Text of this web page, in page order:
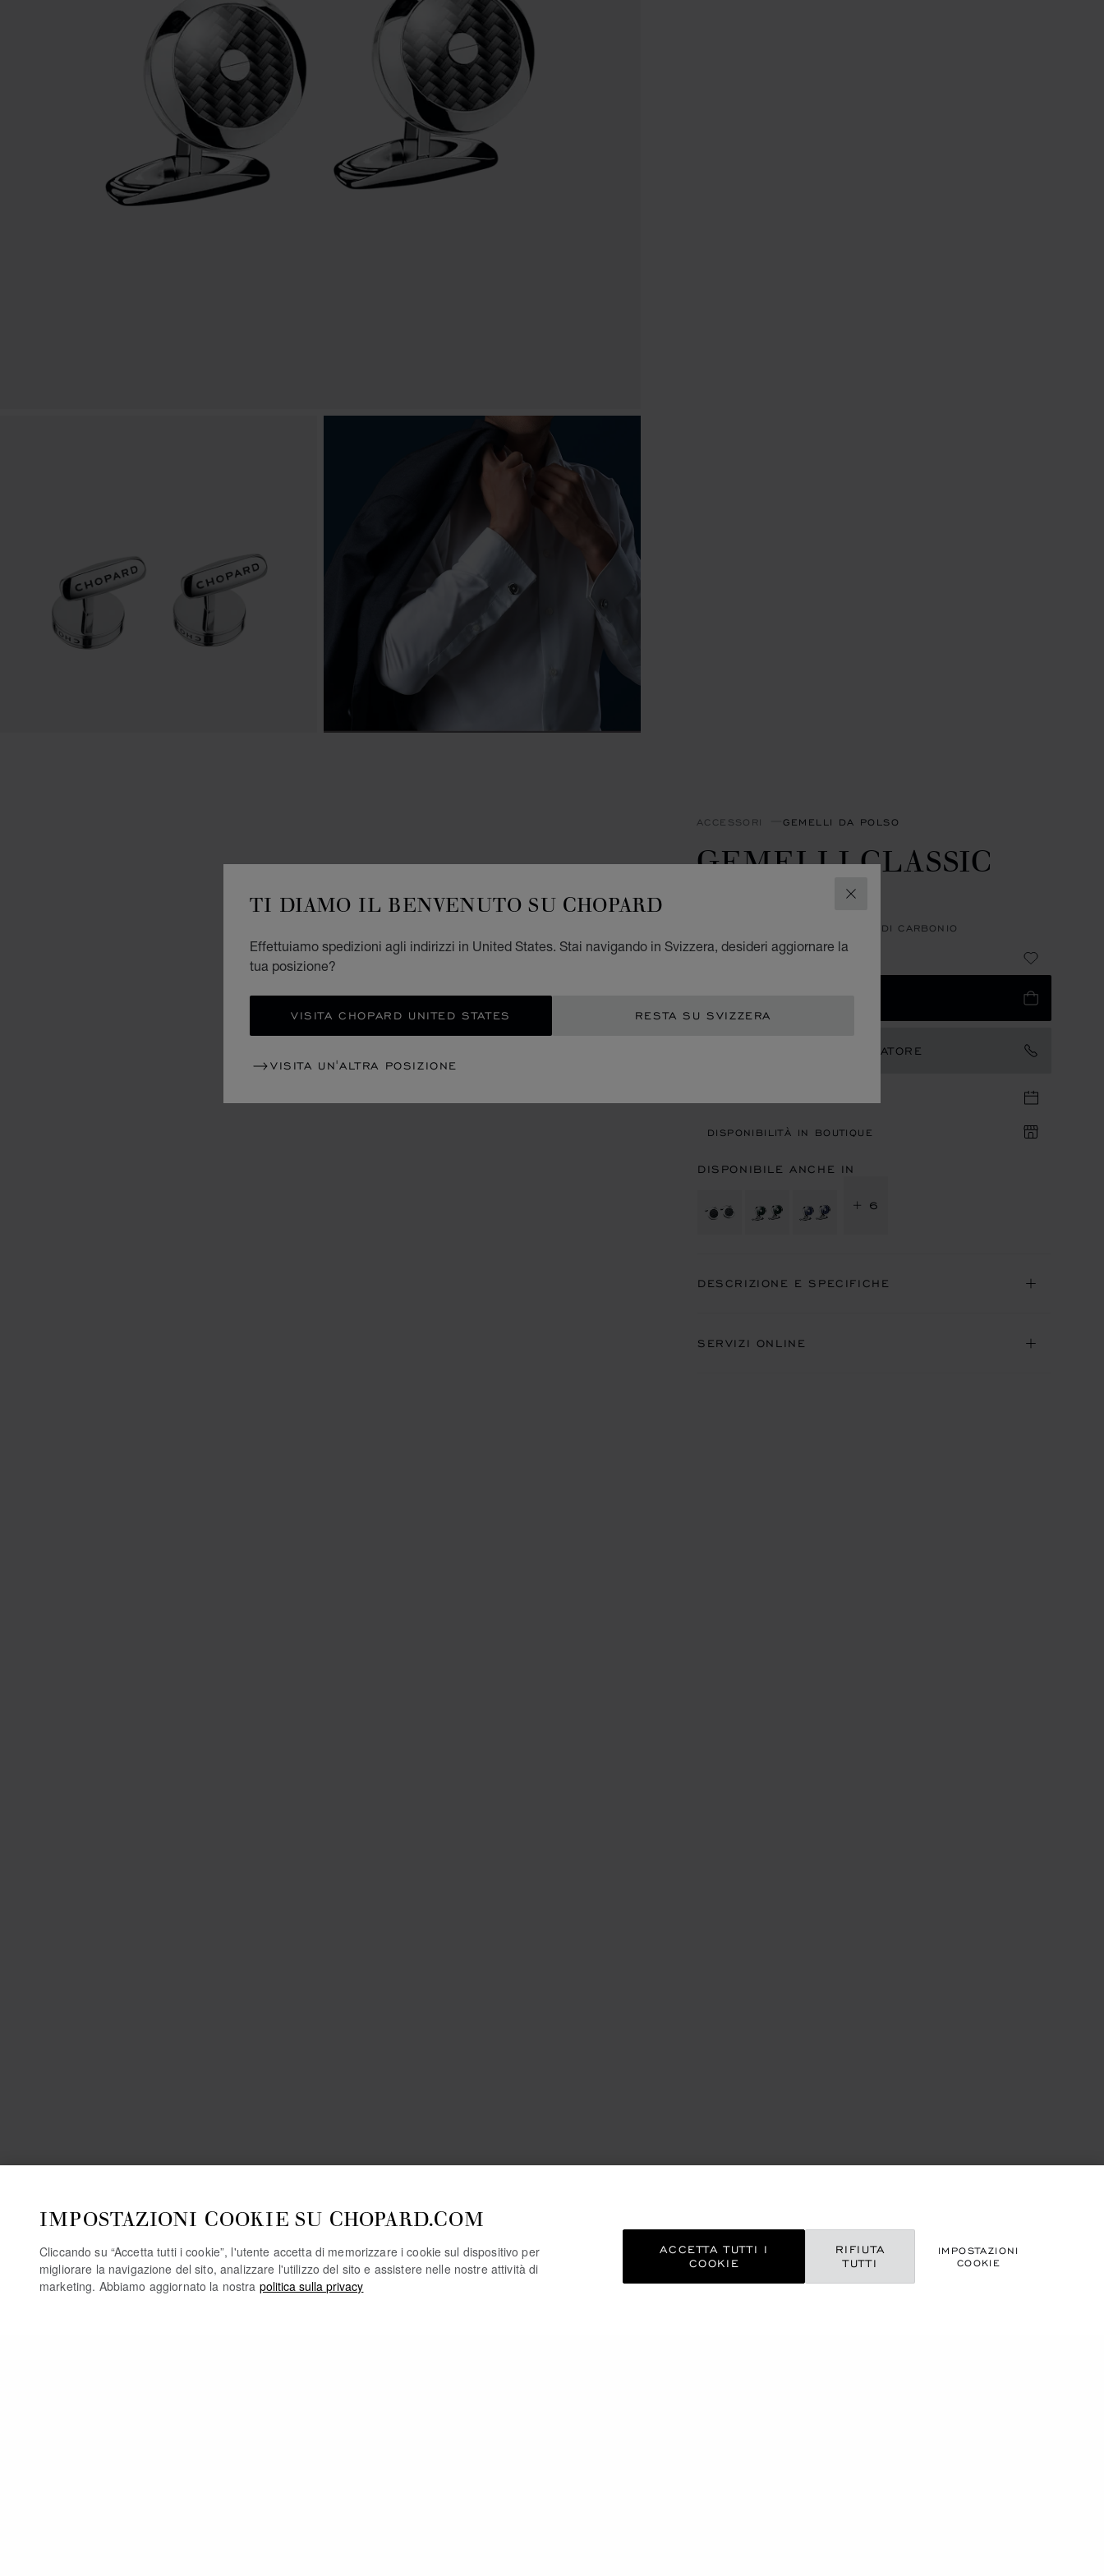
CHIUDI
TI DIAMO IL BENVENUTO SU CHOPARD
Effettuiamo spedizioni agli indirizzi in United States. Stai navigando in Svizzera, desideri aggiornare la
tua posizione?
VISITA CHOPARD UNITED STATES RESTA SU SVIZZERA
VISITA UN'ALTRA POSIZIONE
ACCESSORI GEMELLI DA POLSO
GEMELLI CLASSIC
ACCIAIO INOSSIDABILE - FIBRA DI CARBONIO
CHF 395
CONTATTARE UN AMBASCIATORE
DISPONIBILITÀ IN BOUTIQUE
DISPONIBILE ANCHE IN
+ 6
DESCRIZIONE E SPECIFICHE
SERVIZI ONLINE
IMPOSTAZIONI COOKIE SU CHOPARD.COM
Cliccando su “Accetta tutti i cookie”, l'utente accetta di memorizzare i cookie sul dispositivo per
migliorare la navigazione del sito, analizzare l'utilizzo del sito e assistere nelle nostre attività di
marketing. Abbiamo aggiornato la nostra politica sulla privacy
IMPOSTAZIONI
COOKIE
RIFIUTA
TUTTI
ACCETTA TUTTI I
COOKIE